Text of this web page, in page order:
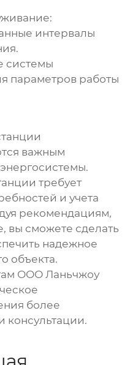
интервалы
системы
параметров работы
важным
требует
и учета
рекомендациям,
вы сможете сделать
надежное
объекта.
ООО Ланьчжоу
более